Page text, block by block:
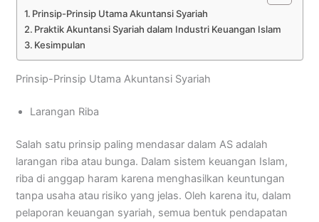
Prinsip-Prinsip Utama Akuntansi Syariah
Praktik Akuntansi Syariah dalam Industri Keuangan Islam
Kesimpulan
Prinsip-Prinsip Utama Akuntansi Syariah
Larangan Riba
Salah satu prinsip paling mendasar dalam AS adalah
larangan riba atau bunga. Dalam sistem keuangan Islam,
riba di anggap haram karena menghasilkan keuntungan
tanpa usaha atau risiko yang jelas. Oleh karena itu, dalam
pelaporan keuangan syariah, semua bentuk pendapatan